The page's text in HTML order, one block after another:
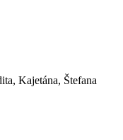
Kajetána, Štefana